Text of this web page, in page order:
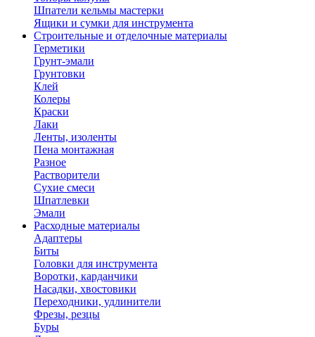
Шпатели кельмы мастерки
Ящики и сумки для инструмента
Строительные и отделочные материалы
Герметики
Грунт-эмали
Грунтовки
Клей
Колеры
Краски
Лаки
Ленты, изоленты
Пена монтажная
Разное
Растворители
Сухие смеси
Шпатлевки
Эмали
Расходные материалы
Адаптеры
Биты
Головки для инструмента
Воротки, карданчики
Насадки, хвостовики
Переходники, удлинители
Фрезы, резцы
Буры